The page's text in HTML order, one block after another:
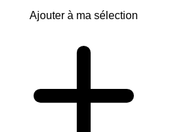
Ajouter à ma sélection